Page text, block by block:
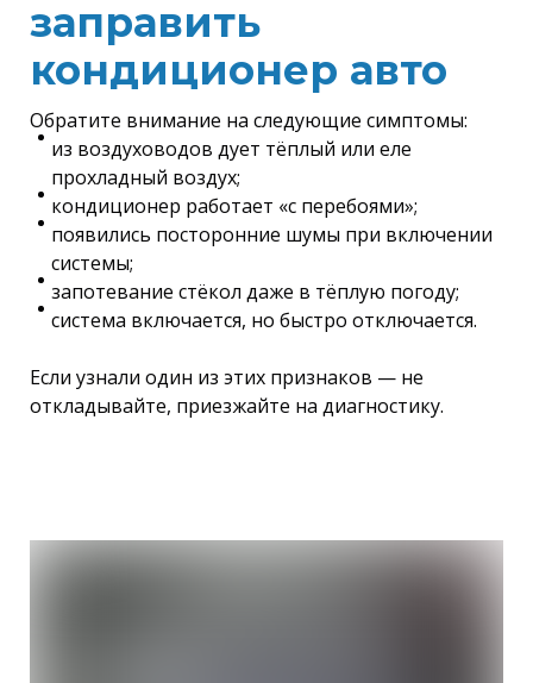
заправить
кондиционер авто
Обратите внимание на следующие симптомы:
из воздуховодов дует тёплый или еле
прохладный воздух;
кондиционер работает «с перебоями»;
появились посторонние шумы при включении
системы;
запотевание стёкол даже в тёплую погоду;
система включается, но быстро отключается.
Если узнали один из этих признаков — не
откладывайте, приезжайте на диагностику.